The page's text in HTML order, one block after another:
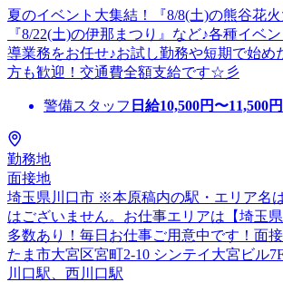
夏のイベント大集結！『8/8(土)の熊谷花
『8/22(土)の伊那まつり』など♪各種イベ
導業務をお任せ♪お試し勤務や短期で始め
方も歓迎！交通費全額支給です☆彡
警備スタッフ 日給10,500円〜11,500円
勤務地
面接地
埼玉県川口市 ※本原稿内の駅・エリア名
はございません。お仕事エリアは【埼玉
多数あり！毎日お仕事ご用意中です！面
たま市大宮区宮町2-10 シンテイ大宮ビル7F
川口駅、西川口駅